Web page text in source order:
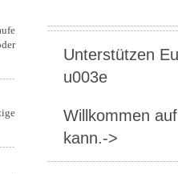
Unterstützen
u003e
Willkommen
kann.->